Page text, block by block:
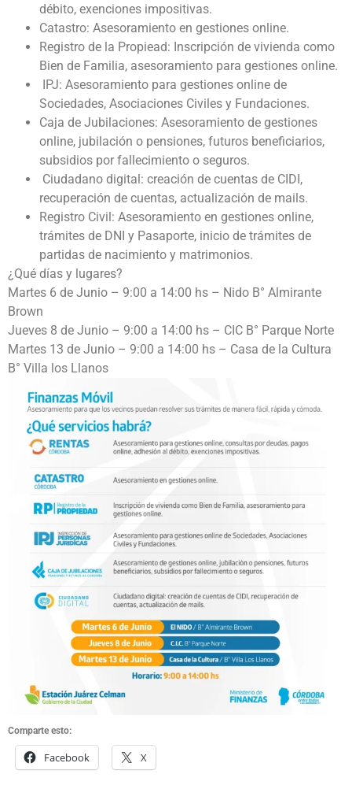
débito, exenciones impositivas.
Catastro: Asesoramiento en gestiones online.
Registro de la Propiead: Inscripción de vivienda como
Bien de Familia, asesoramiento para gestiones online.
IPJ: Asesoramiento para gestiones online de
Sociedades, Asociaciones Civiles y Fundaciones.
Caja de Jubilaciones: Asesoramiento de gestiones
online, jubilación o pensiones, futuros beneficiarios,
subsidios por fallecimiento o seguros.
Ciudadano digital: creación de cuentas de CIDI,
recuperación de cuentas, actualización de mails.
Registro Civil: Asesoramiento en gestiones online,
trámites de DNI y Pasaporte, inicio de trámites de
partidas de nacimiento y matrimonios.
¿Qué días y lugares?
Martes 6 de Junio – 9:00 a 14:00 hs – Nido B° Almirante
Brown
Jueves 8 de Junio – 9:00 a 14:00 hs – CIC B° Parque Norte
Martes 13 de Junio – 9:00 a 14:00 hs – Casa de la Cultura
B° Villa los Llanos
Comparte esto:
Facebook X